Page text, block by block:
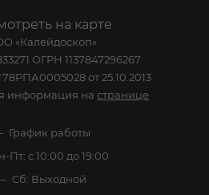
на карте
«Калейдоскоп»
ОГРН 1137847296267
от 25.10.2013
информация на странице
График работы
Пт: с 10:00 до 19:00
Сб: Выходной